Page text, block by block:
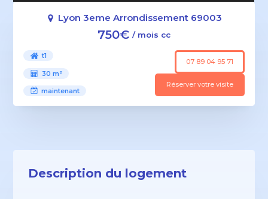
Lyon 3eme Arrondissement 69003
750€ / mois cc
t1
30 m²
maintenant
07 89 04 95 71
Réserver votre visite
Description du logement